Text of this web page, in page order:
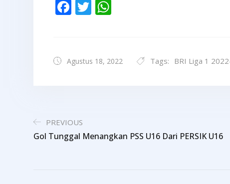
Facebook
Twitter
Agustus 18, 2022 Tags: BRI Liga 1
PREVIOUS
Gol Tunggal Menangkan PSS U16 Dari PERSIK U16